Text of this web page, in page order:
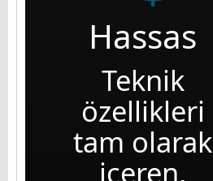
Hassas
Teknik
özellikleri
tam olarak
içeren,